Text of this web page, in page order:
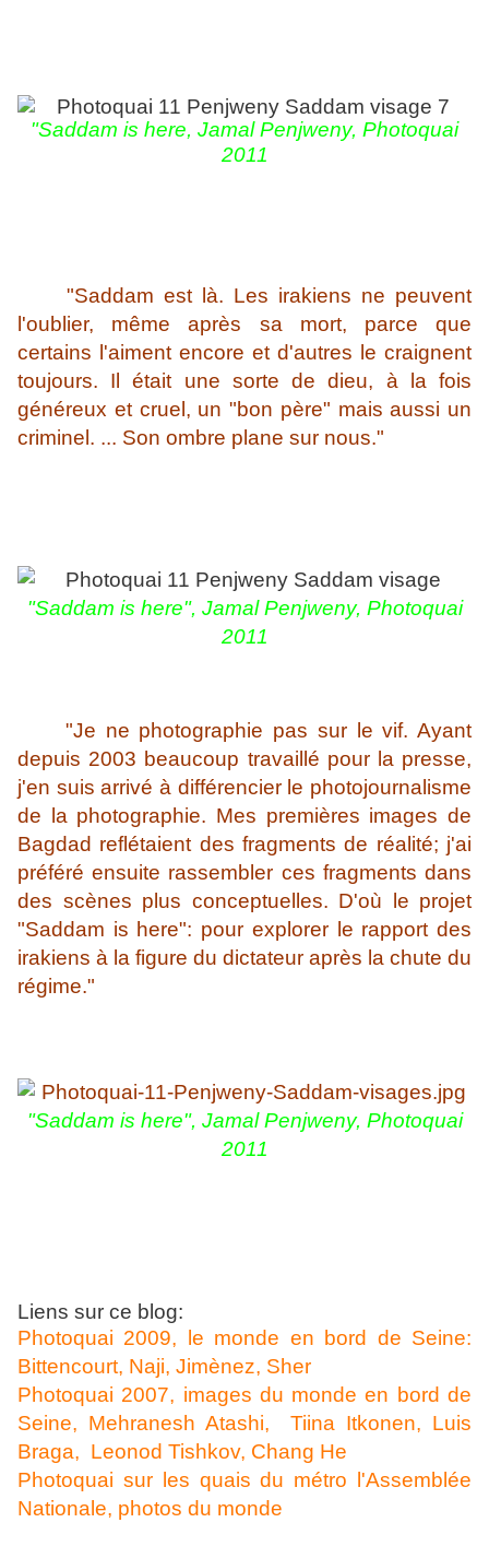
"Saddam is here, Jamal Penjweny, Photoquai
2011
"Saddam est là. Les irakiens ne peuvent
l'oublier, même après sa mort, parce que
certains l'aiment encore et d'autres le craignent
toujours. Il était une sorte de dieu, à la fois
généreux et cruel, un "bon père" mais aussi un
criminel. ... Son ombre plane sur nous."
"Saddam is here", Jamal Penjweny, Photoquai
2011
"Je ne photographie pas sur le vif. Ayant
depuis 2003 beaucoup travaillé pour la presse,
j'en suis arrivé à différencier le photojournalisme
de la photographie. Mes premières images de
Bagdad reflétaient des fragments de réalité; j'ai
préféré ensuite rassembler ces fragments dans
des scènes plus conceptuelles. D'où le projet
"Saddam is here": pour explorer le rapport des
irakiens à la figure du dictateur après la chute du
régime."
"Saddam is here", Jamal Penjweny, Photoquai
2011
Liens sur ce blog:
Photoquai 2009, le monde en bord de Seine:
Bittencourt, Naji, Jimènez, Sher
Photoquai 2007, images du monde en bord de
Seine, Mehranesh Atashi, Tiina Itkonen, Luis
Braga, Leonod Tishkov, Chang He
Photoquai sur les quais du métro l'Assemblée
Nationale, photos du monde